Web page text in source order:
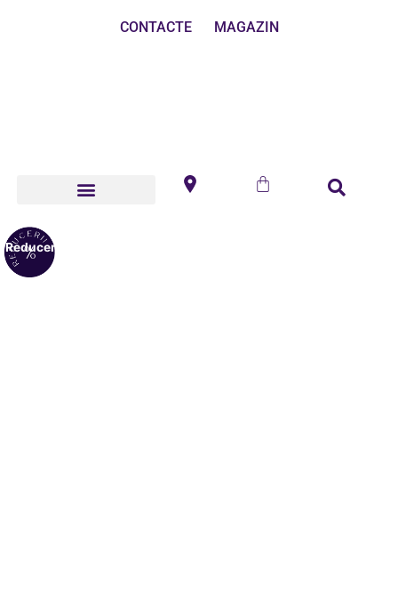
CONTACTE MAGAZIN
Reduceri!